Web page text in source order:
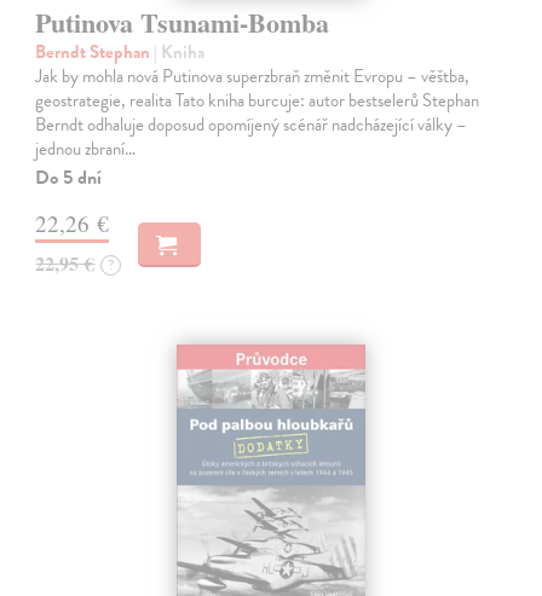
Putinova Tsunami-Bomba
Berndt Stephan | Kniha
Jak by mohla nová Putinova superzbraň změnit Evropu – věštba,
geostrategie, realita Tato kniha burcuje: autor bestselerů Stephan
Berndt odhaluje doposud opomíjený scénář nadcházející války –
jednou zbraní…
Do 5 dní
22,26 €
22,95 € ?